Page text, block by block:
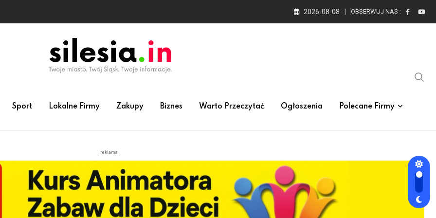
2026-08-08 OBSERWUJ NAS :
Sport Lokalne Firmy Zakupy Biznes Warto Przeczytać Ogłoszenia Polecane Firmy
reklama